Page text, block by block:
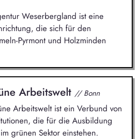
Weserbergland ist eine
die sich für den
Pyrmont und Holzminden
Arbeitswelt // Bonn
Arbeitswelt ist ein Verbund von
die für die Ausbildung
grünen Sektor einstehen.